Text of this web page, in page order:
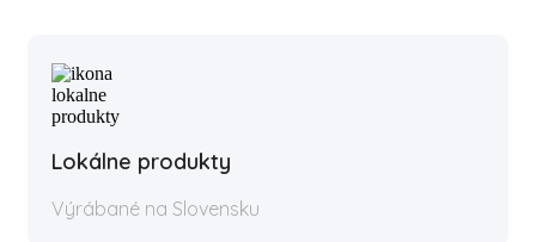
Lokálne produkty
Výrábané na Slovensku